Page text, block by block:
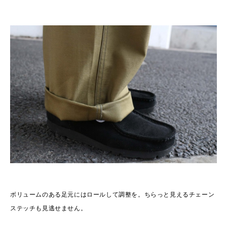
ボリュームのある足元にはロールして調整を。ちらっと見えるチェーン
ステッチも見逃せません。